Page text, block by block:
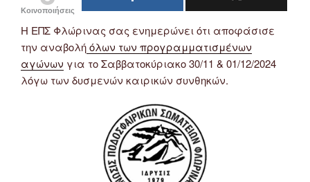
Κοινοποιήσεις
Η ΕΠΣ Φλώρινας σας ενημερώνει ότι αποφάσισε
την αναβολήόλων των προγραμματισμένων
αγώνων για το Σαββατοκύριακο 30/11 & 01/12/2024
λόγω των δυσμενών καιρικών συνθηκών.